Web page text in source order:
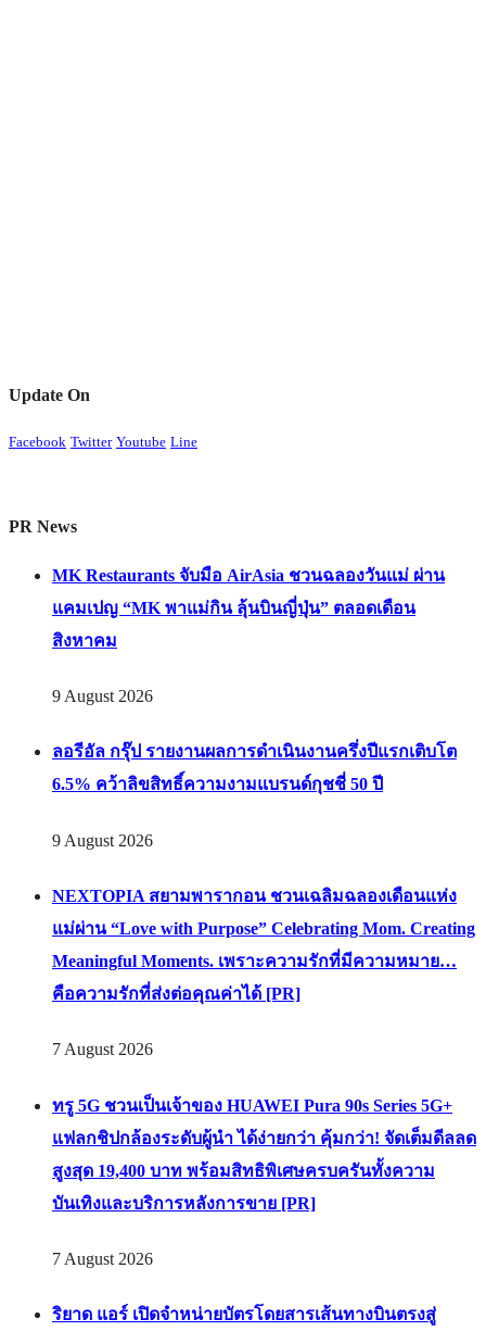
Update On
Facebook Twitter Youtube Line
PR News
MK Restaurants จับมือ AirAsia ชวนฉลองวันแม่ ผ่าน
แคมเปญ “MK พาแม่กิน ลุ้นบินญี่ปุ่น” ตลอดเดือน
สิงหาคม
9 August 2026
ลอรีอัล กรุ๊ป รายงานผลการดำเนินงานครึ่งปีแรกเติบโต
6.5% คว้าลิขสิทธิ์ความงามแบรนด์กุชชี่ 50 ปี
9 August 2026
NEXTOPIA สยามพารากอน ชวนเฉลิมฉลองเดือนแห่ง
แม่ผ่าน “Love with Purpose” Celebrating Mom. Creating
Meaningful Moments. เพราะความรักที่มีความหมาย…
คือความรักที่ส่งต่อคุณค่าได้ [PR]
7 August 2026
ทรู 5G ชวนเป็นเจ้าของ HUAWEI Pura 90s Series 5G+
แฟลกชิปกล้องระดับผู้นำ ได้ง่ายกว่า คุ้มกว่า! จัดเต็มดีลลด
สูงสุด 19,400 บาท พร้อมสิทธิพิเศษครบครันทั้งความ
บันเทิงและบริการหลังการขาย [PR]
7 August 2026
ริยาด แอร์ เปิดจำหน่ายบัตรโดยสารเส้นทางบินตรงสู่